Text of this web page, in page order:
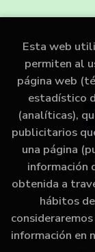
2026 ©
Esta web
permiten al
página web
estadístico
(analíticas),
publicitarios
una página
información
obtenida a
hábitos
información en